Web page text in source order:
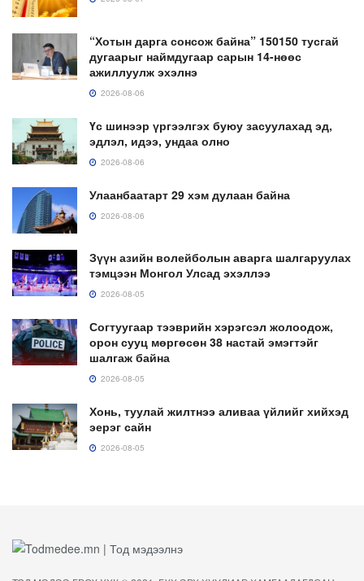
“Хотын дарга сонсож байна” 150150 тусгай
дугаарыг наймдугаар сарын 14-нөөс
ажиллуулж эхэлнэ
2026-08-06
Үс шинээр үргээлгэх буюу засуулахад эд,
эдлэл, идээ, ундаа олно
2026-08-06
Улаанбаатарт 29 хэм дулаан байна
2026-08-06
Зүүн азийн волейболын аварга шалгаруулах
тэмцээн Монгол Улсад эхэллээ
2026-08-05
Согтуугаар тээврийн хэрэгсэл жолоодож,
орон сууц мөргөсөн 38 настай эмэгтэйг
шалгаж байна
2026-08-05
Хонь, туулай жилтнээ аливаа үйлийг хийхэд
эерэг сайн
2026-08-05